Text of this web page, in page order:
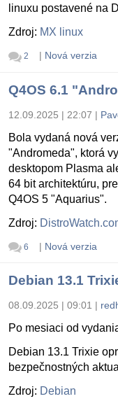
linuxu postavené na
Zdroj: MX linux
2 | Nová verzia
Q4OS 6.1
12.09.2025 | 22:07 |
Bola vydaná nová
"Andromeda", ktorá
desktopom Plasma
64 bit architektúru,
Q4OS 5 "Aquarius".
Zdroj:
6 | Nová verzia
Debian 13.1
08.09.2025 | 09:01 |
Po mesiaci od
Debian 13.1 Trixie
bezpečnostných
Zdroj: Debian